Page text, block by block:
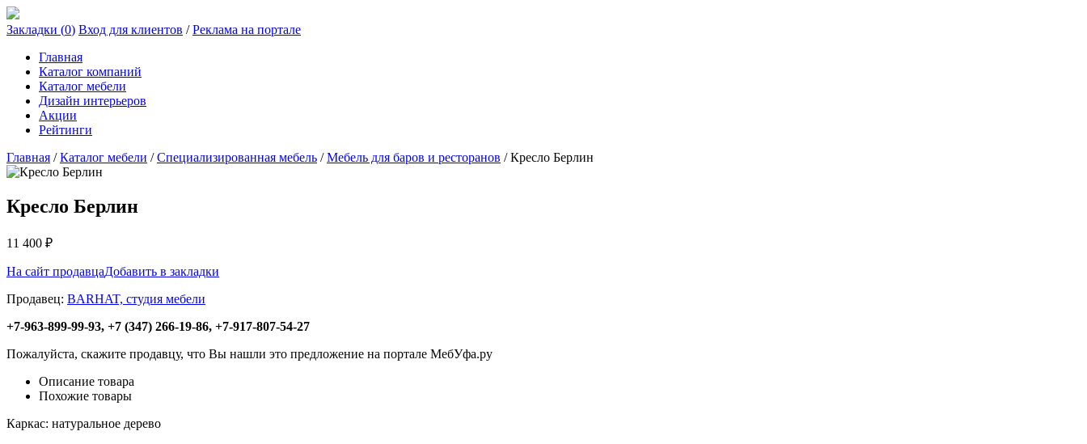
Закладки (0) Вход для клиентов /Реклама на портале
Главная
Каталог компаний
Каталог мебели
Дизайн интерьеров
Акции
Рейтинги
Главная /Каталог мебели /Специализированная мебель /Мебель для баров и ресторанов /Кресло Берлин
Кресло Берлин
11 400 ₽
На сайт продавцаДобавить в закладки
Продавец: BARHAT, студия мебели
+7-963-899-99-93, +7 (347) 266-19-86, +7-917-807-54-27
Пожалуйста, скажите продавцу, что Вы нашли это предложение на портале МебУфа.ру
Описание товара
Похожие товары
Каркас: натуральное дерево